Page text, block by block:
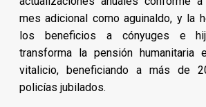
mes adicional como aguinaldo, y la
los beneficios a cónyuges e
transforma la pensión humanitaria
vitalicio, beneficiando a más de
policías jubilados.